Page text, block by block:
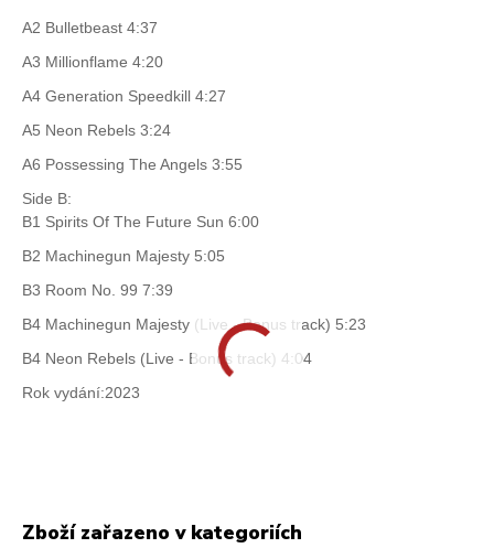
A2 Bulletbeast 4:37
A3 Millionflame 4:20
A4 Generation Speedkill 4:27
A5 Neon Rebels 3:24
A6 Possessing The Angels 3:55
Side B:
B1 Spirits Of The Future Sun 6:00
B2 Machinegun Majesty 5:05
B3 Room No. 99 7:39
B4 Machinegun Majesty (Live - Bonus track) 5:23
B4 Neon Rebels (Live - Bonus track) 4:04
Rok vydání:2023
Zboží zařazeno v kategoriích